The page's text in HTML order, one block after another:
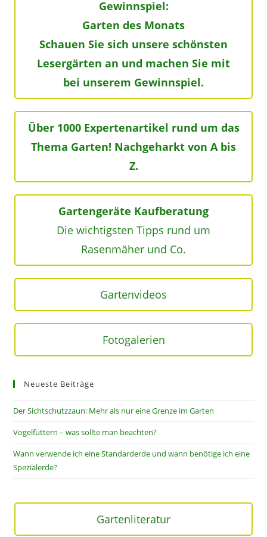
Gewinnspiel:
Garten des Monats
Schauen Sie sich unsere schönsten
Lesergärten an und machen Sie mit
bei unserem Gewinnspiel.
Über 1000 Expertenartikel rund um das
Thema Garten! Nachgeharkt von A bis
Z.
Gartengeräte Kaufberatung
Die wichtigsten Tipps rund um
Rasenmäher und Co.
Gartenvideos
Fotogalerien
Neueste Beiträge
Der Sichtschutzzaun: Mehr als nur eine Grenze im Garten
Vogelfüttern – was sollte man beachten?
Wann verwende ich eine Standarderde und wann benötige ich eine
Spezialerde?
Gartenliteratur